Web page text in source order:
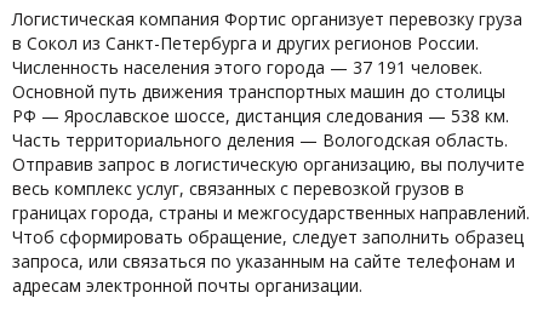
Логистическая компания Фортис организует перевозку груза
в Сокол из Санкт-Петербурга и других регионов России.
Численность населения этого города — 37 191 человек.
Основной путь движения транспортных машин до столицы
РФ — Ярославское шоссе, дистанция следования — 538 км.
Часть территориального деления — Вологодская область.
Отправив запрос в логистическую организацию, вы получите
весь комплекс услуг, связанных с перевозкой грузов в
границах города, страны и межгосударственных направлений.
Чтоб сформировать обращение, следует заполнить образец
запроса, или связаться по указанным на сайте телефонам и
адресам электронной почты организации.